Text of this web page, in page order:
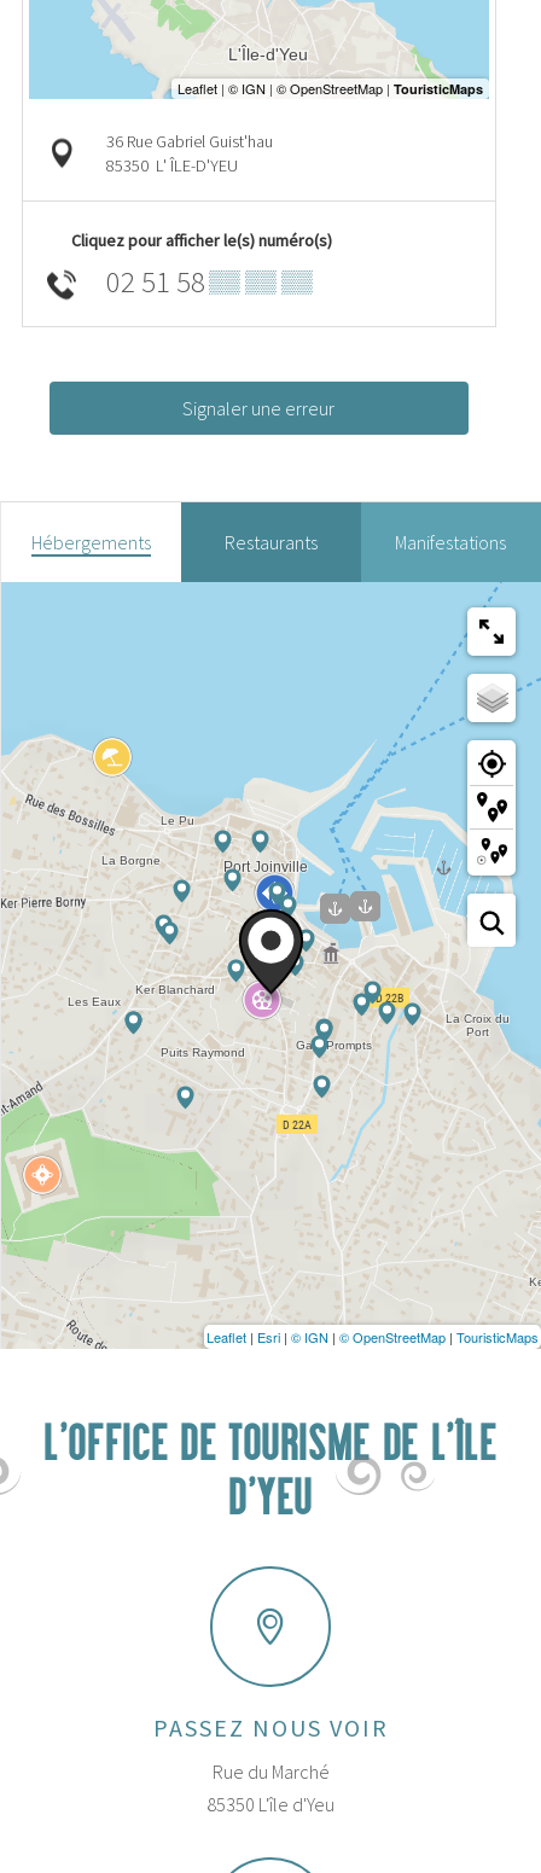
36 Rue Gabriel Guist'hau
85350 L' ÎLE-D'YEU
Cliquez pour afficher le(s) numéro(s)
02 51 58▒▒ ▒▒ ▒▒
Signaler une erreur
Hébergements Restaurants Manifestations
Leaflet | Esri | © IGN | © OpenStreetMap | TouristicMaps
L'OFFICE DE TOURISME DE L'ÎLE
D'YEU
PASSEZ NOUS VOIR
Rue du Marché
85350 L'île d'Yeu